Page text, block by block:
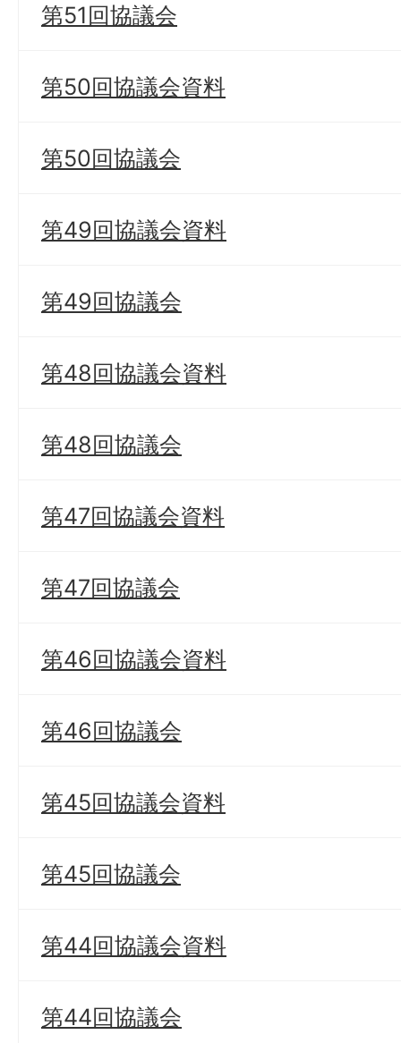
第51回協議会
第50回協議会資料
第50回協議会
第49回協議会資料
第49回協議会
第48回協議会資料
第48回協議会
第47回協議会資料
第47回協議会
第46回協議会資料
第46回協議会
第45回協議会資料
第45回協議会
第44回協議会資料
第44回協議会